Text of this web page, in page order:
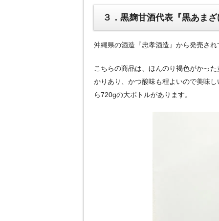
３．黒麹甘酒代表『黒あま
沖縄県の酒造『忠孝酒造』から発売さ
こちらの商品は、ほんのり褐色がかっ
かりあり、かつ酸味も程よいので美味
ら720gの大ボトルがあります。